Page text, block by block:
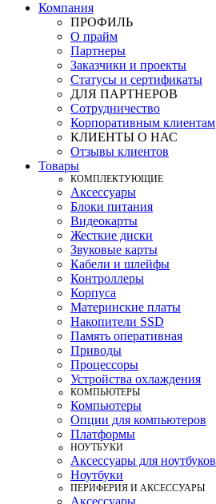
Компания
ПРОФИЛЬ
О прайм
Партнеры
Заказчики и проекты
Статусы и сертификаты
ДЛЯ ПАРТНЕРОВ
Сотрудничество
Корпоративным клиентам
КЛИЕНТЫ О НАС
Отзывы клиентов
Товары
КOМПЛЕКТУЮЩИЕ
Аксессуары
Блоки питания
Видеокарты
Жесткие диски
Звуковые карты
Кабели и шлейфы
Контроллеры
Корпуса
Материнские платы
Накопители SSD
Память оперативная
Приводы
Процессоры
Устройства охлаждения
КОМПЬЮТЕРЫ
Компьютеры
Опции для компьютеров
Платформы
НОУТБУКИ
Аксессуары для ноутбуков
Ноутбуки
ПЕРИФЕРИЯ И АКСЕССУАРЫ
Аксессуары